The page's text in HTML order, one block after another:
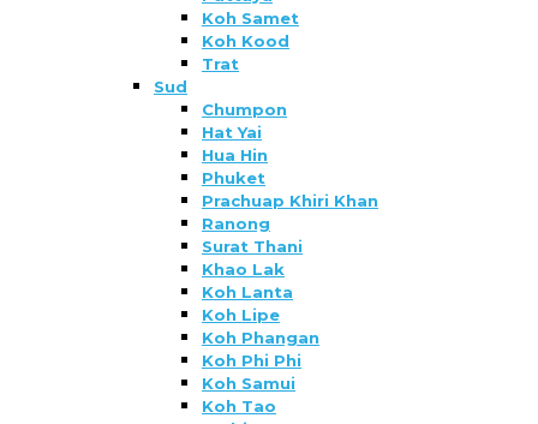
Koh Samet
Koh Kood
Trat
Sud
Chumpon
Hat Yai
Hua Hin
Phuket
Prachuap Khiri Khan
Ranong
Surat Thani
Khao Lak
Koh Lanta
Koh Lipe
Koh Phangan
Koh Phi Phi
Koh Samui
Koh Tao